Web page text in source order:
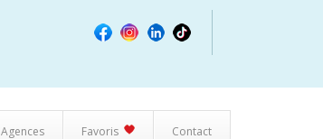
Agences Favoris Contact